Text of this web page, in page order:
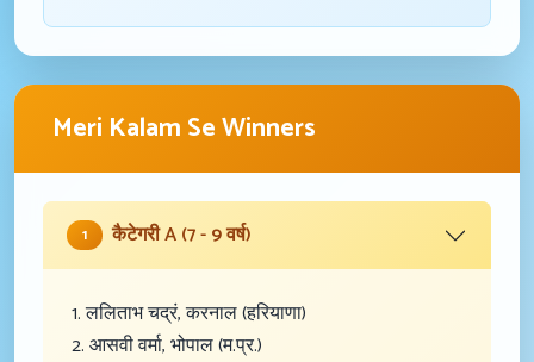
Meri Kalam Se Winners
1 कैटेगरी A (7 - 9 वर्ष)
1. ललिताभ चद्रं, करनाल (हरियाणा)
2. आसवी वर्मा, भोपाल (म.प्र.)